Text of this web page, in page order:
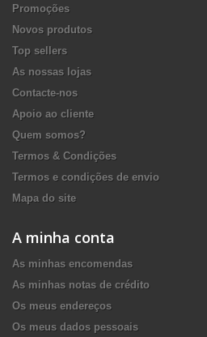
Promoções
Novos produtos
Top sellers
As nossas lojas
Contacte-nos
Apoio ao cliente
Quem somos?
Termos & Condições
Termos e condições de envio
Mapa do site
A minha conta
As minhas encomendas
As minhas notas de crédito
Os meus endereços
Os meus dados pessoais